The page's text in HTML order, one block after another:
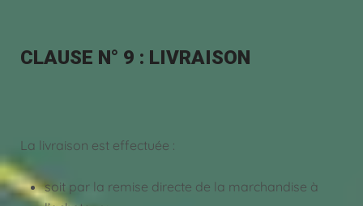
CLAUSE N° 9 : LIVRAISON
La livraison est effectuée :
soit par la remise directe de la marchandise à